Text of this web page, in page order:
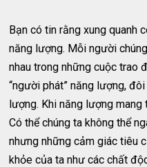
Bạn có tin rằng xung quanh
năng lượng. Mỗi người
nhau trong những cuộc trao
“người phát” năng lượng,
lượng. Khi năng lượng mang
Có thể chúng ta không thể
nhưng những cảm giác tiêu
khỏe của ta như các chất